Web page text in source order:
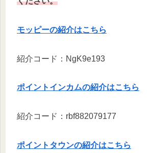
モッピーの紹介はこちら
紹介コード：NgK9e193
ポイントインカムの紹介はこちら
紹介コード：rbf882079177
ポイントタウンの紹介はこちら